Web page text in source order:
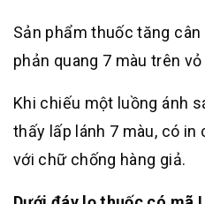
Sản phẩm thuốc tăng
phản quang 7 màu trên vỏ
Khi chiếu một luồng ánh
thấy lấp lánh 7 màu, có in
với chữ chống hàng giả.